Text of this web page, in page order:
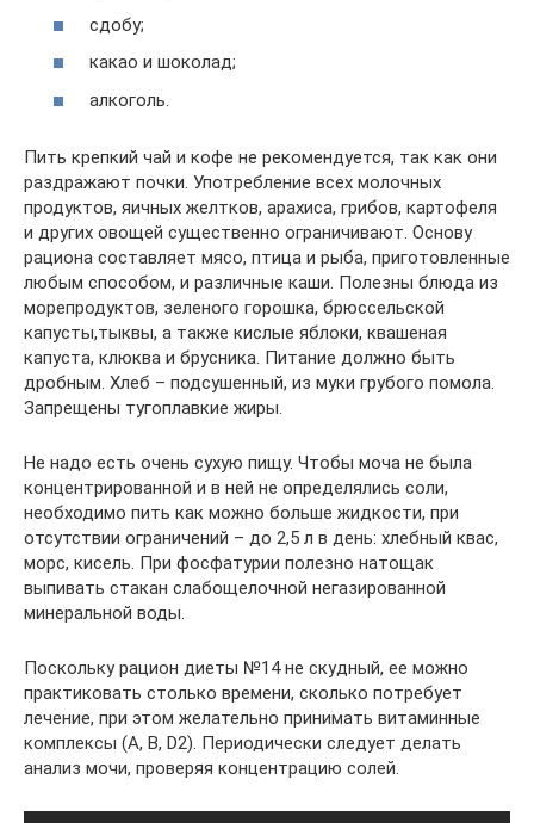
сдобу;
какао и шоколад;
алкоголь.
Пить крепкий чай и кофе не рекомендуется, так как они
раздражают почки. Употребление всех молочных
продуктов, яичных желтков, арахиса, грибов, картофеля
и других овощей существенно ограничивают. Основу
рациона составляет мясо, птица и рыба, приготовленные
любым способом, и различные каши. Полезны блюда из
морепродуктов, зеленого горошка, брюссельской
капусты,тыквы, а также кислые яблоки, квашеная
капуста, клюква и брусника. Питание должно быть
дробным. Хлеб – подсушенный, из муки грубого помола.
Запрещены тугоплавкие жиры.
Не надо есть очень сухую пищу. Чтобы моча не была
концентрированной и в ней не определялись соли,
необходимо пить как можно больше жидкости, при
отсутствии ограничений – до 2,5 л в день: хлебный квас,
морс, кисель. При фосфатурии полезно натощак
выпивать стакан слабощелочной негазированной
минеральной воды.
Поскольку рацион диеты №14 не скудный, ее можно
практиковать столько времени, сколько потребует
лечение, при этом желательно принимать витаминные
комплексы (А, В, D2). Периодически следует делать
анализ мочи, проверяя концентрацию солей.